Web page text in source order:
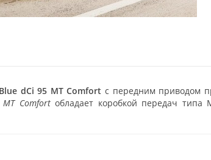
dCi 95 MT Comfort с передним приводом
Comfortобладает коробкой передач типа